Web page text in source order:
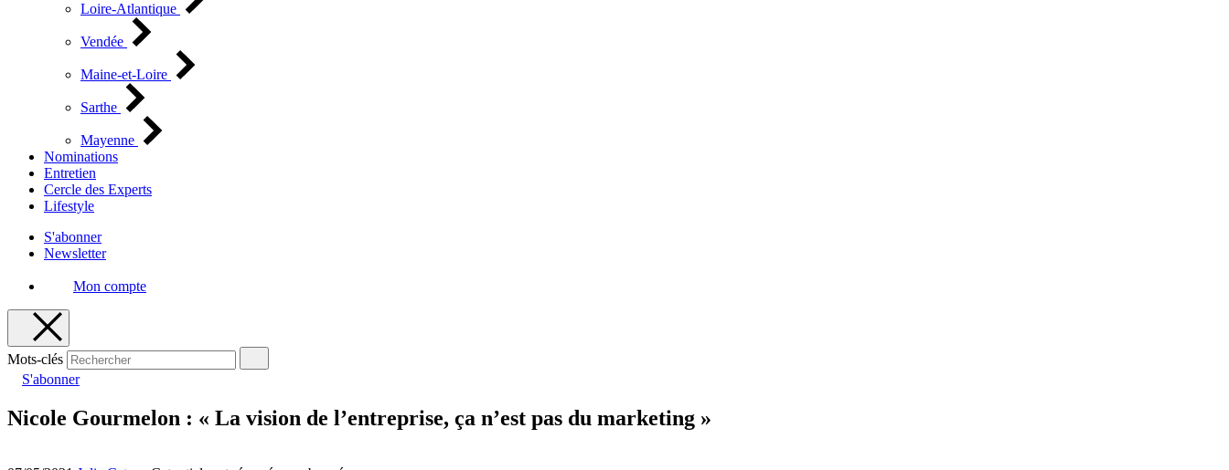
Loire-Atlantique
Vendée
Maine-et-Loire
Sarthe
Mayenne
Nominations
Entretien
Cercle des Experts
Lifestyle
S'abonner
Newsletter
Mon compte
Mots-clés
S'abonner
Nicole Gourmelon : « La vision de l’entreprise, ça n’est pas du marketing »